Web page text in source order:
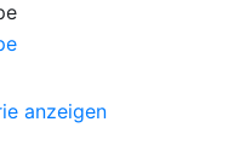
anzeigen